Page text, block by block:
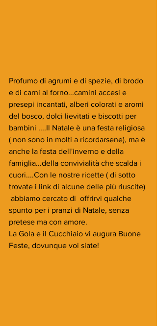
Profumo di agrumi e di spezie, di brodo
e di carni al forno...camini accesi e
presepi incantati, alberi colorati e aromi
del bosco, dolci lievitati e biscotti per
bambini ....Il Natale è una festa religiosa
( non sono in molti a ricordarsene), ma è
anche la festa dell'inverno e della
famiglia...della convivialità che scalda i
cuori....Con le nostre ricette ( di sotto
trovate i link di alcune delle più riuscite)
abbiamo cercato di  offrirvi qualche
spunto per i pranzi di Natale, senza
pretese ma con amore.
La Gola e il Cucchiaio vi augura Buone
Feste, dovunque voi siate!